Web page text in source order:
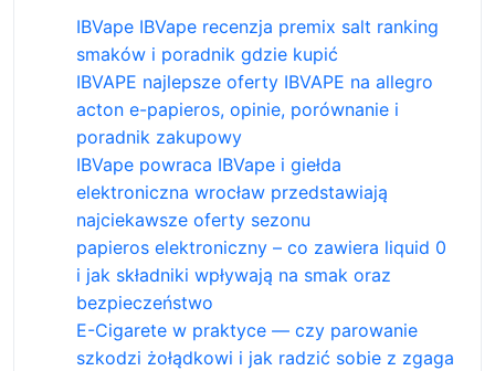
IBVape IBVape recenzja premix salt ranking
smaków i poradnik gdzie kupić
IBVAPE najlepsze oferty IBVAPE na allegro
acton e-papieros, opinie, porównanie i
poradnik zakupowy
IBVape powraca IBVape i giełda
elektroniczna wrocław przedstawiają
najciekawsze oferty sezonu
papieros elektroniczny – co zawiera liquid 0
i jak składniki wpływają na smak oraz
bezpieczeństwo
E-Cigarete w praktyce — czy parowanie
szkodzi żołądkowi i jak radzić sobie z zgaga